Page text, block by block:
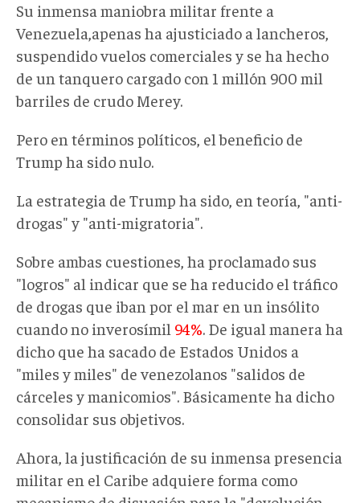
Su inmensa maniobra militar frente a
Venezuela,apenas ha ajusticiado a lancheros,
suspendido vuelos comerciales y se ha hecho
de un tanquero cargado con 1 millón 900 mil
barriles de crudo Merey.
Pero en términos políticos, el beneficio de
Trump ha sido nulo.
La estrategia de Trump ha sido, en teoría, "anti-
drogas" y "anti-migratoria".
Sobre ambas cuestiones, ha proclamado sus
"logros" al indicar que se ha reducido el tráfico
de drogas que iban por el mar en un insólito
cuando no inverosímil 94%. De igual manera ha
dicho que ha sacado de Estados Unidos a
"miles y miles" de venezolanos "salidos de
cárceles y manicomios". Básicamente ha dicho
consolidar sus objetivos.
Ahora, la justificación de su inmensa presencia
militar en el Caribe adquiere forma como